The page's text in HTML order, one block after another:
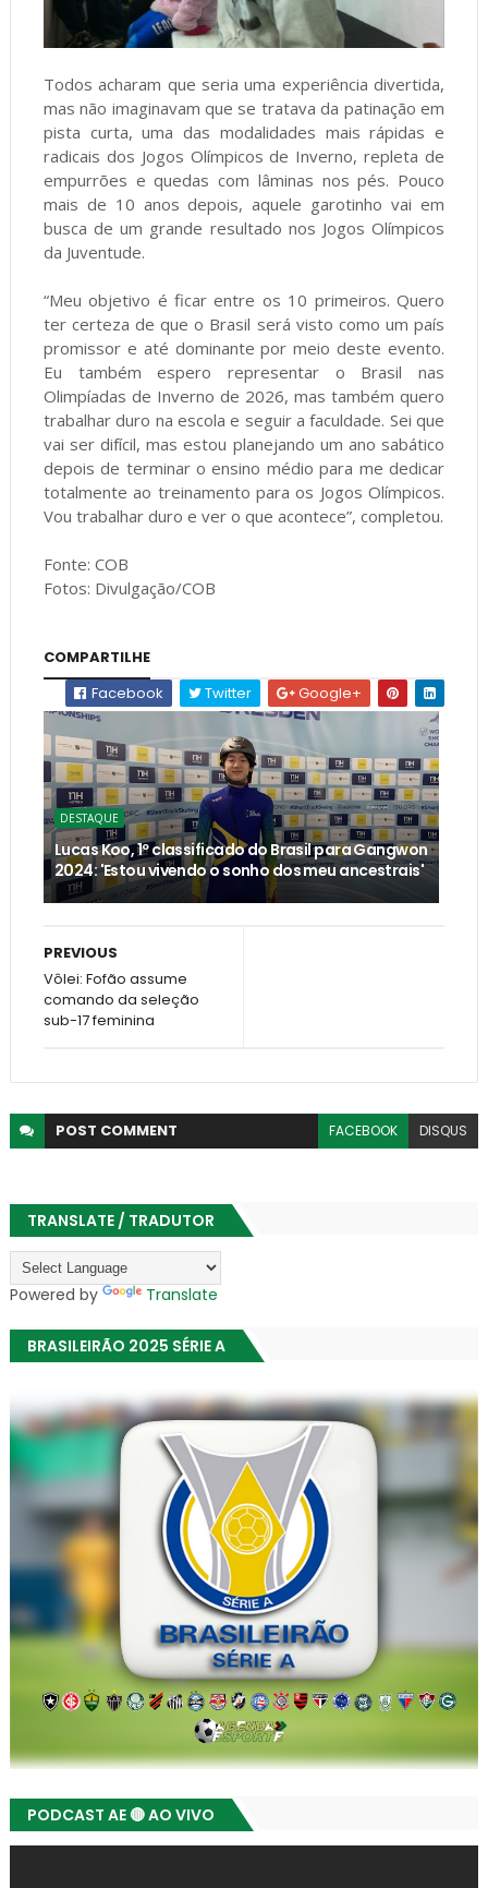
Todos acharam que seria uma experiência divertida,
mas não imaginavam que se tratava da patinação em
pista curta, uma das modalidades mais rápidas e
radicais dos Jogos Olímpicos de Inverno, repleta de
empurrões e quedas com lâminas nos pés. Pouco
mais de 10 anos depois, aquele garotinho vai em
busca de um grande resultado nos Jogos Olímpicos
da Juventude.
“Meu objetivo é ficar entre os 10 primeiros. Quero
ter certeza de que o Brasil será visto como um país
promissor e até dominante por meio deste evento.
Eu também espero representar o Brasil nas
Olimpíadas de Inverno de 2026, mas também quero
trabalhar duro na escola e seguir a faculdade. Sei que
vai ser difícil, mas estou planejando um ano sabático
depois de terminar o ensino médio para me dedicar
totalmente ao treinamento para os Jogos Olímpicos.
Vou trabalhar duro e ver o que acontece”, completou.
Fonte: COB
Fotos: Divulgação/COB
COMPARTILHE
Facebook
Twitter Google+
DESTAQUE
Lucas Koo, 1º classificado do Brasil para Gangwon
2024: 'Estou vivendo o sonho dos meu ancestrais'
PREVIOUS
Vôlei: Fofão assume
comando da seleção
sub-17 feminina
POST COMMENT FACEBOOK DISQUS
TRANSLATE / TRADUTOR
Powered by Translate
BRASILEIRÃO 2025 SÉRIE A
PODCAST AE 🔴 AO VIVO